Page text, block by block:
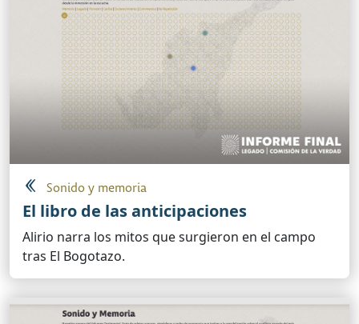
Sonido y memoria
El libro de las anticipaciones
Alirio narra los mitos que surgieron en el campo
tras El Bogotazo.